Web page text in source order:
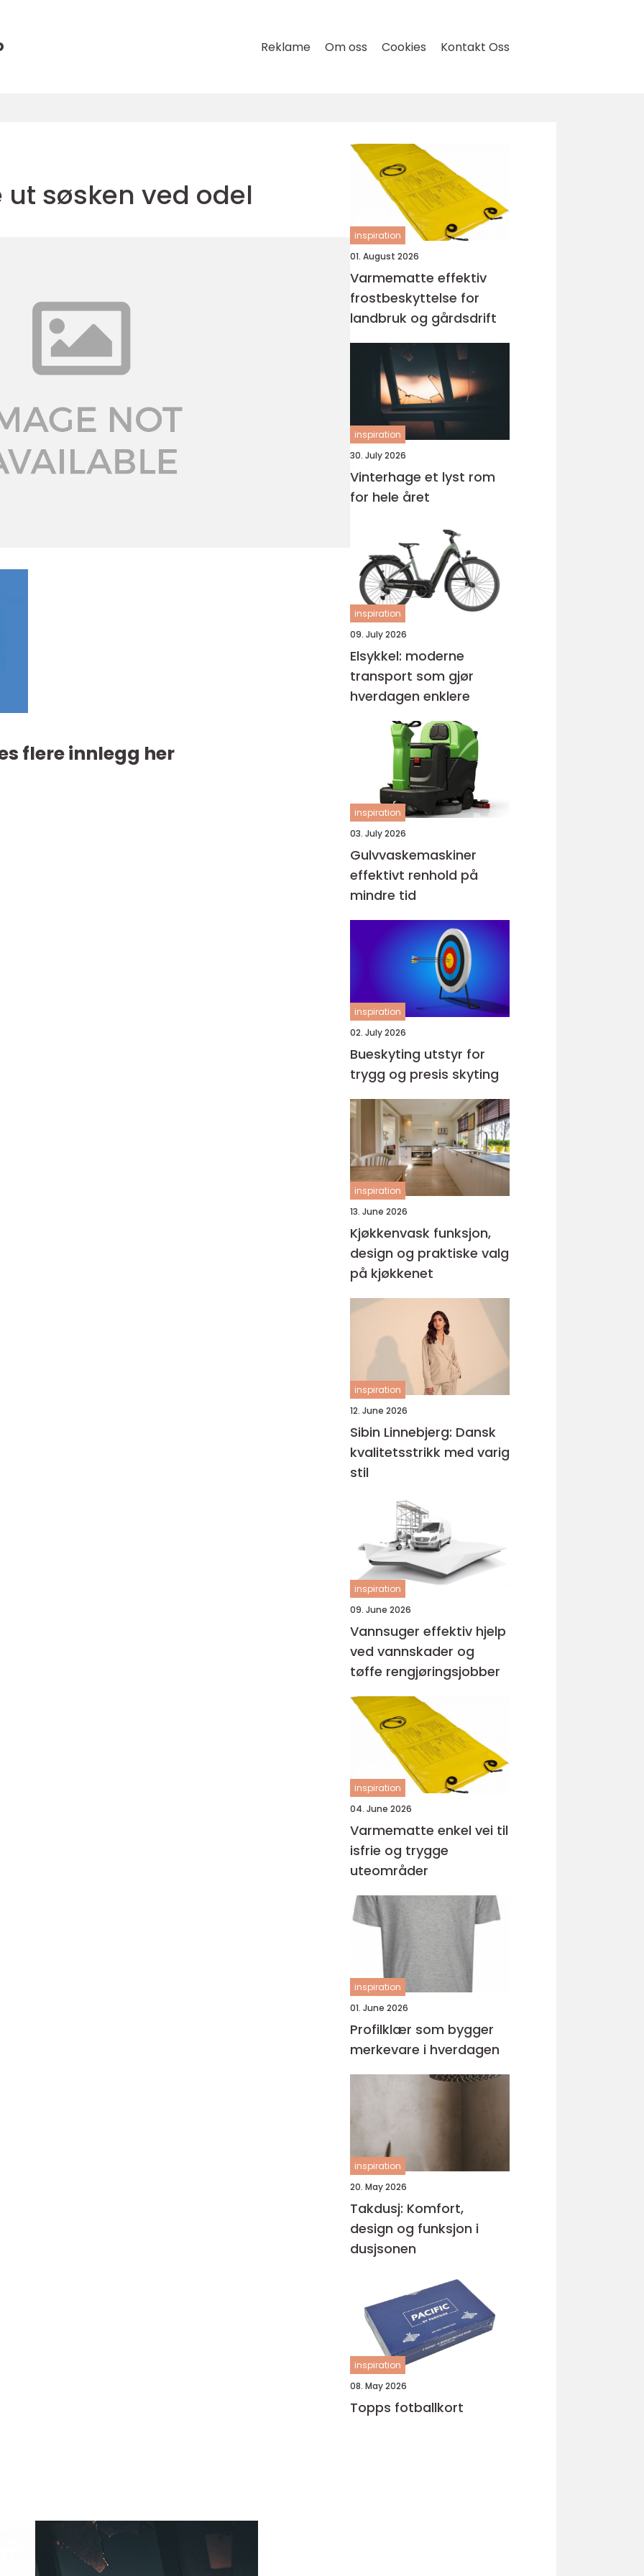
Reklame Om oss Cookies Kontakt Oss
søsken ved odel
flere innlegg her
inspiration
01. August 2026
Varmematte effektiv
frostbeskyttelse for
landbruk og gårdsdrift
inspiration
30. July 2026
Vinterhage et lyst rom
for hele året
inspiration
09. July 2026
Elsykkel: moderne
transport som gjør
hverdagen enklere
inspiration
03. July 2026
Gulvvaskemaskiner
effektivt renhold på
mindre tid
inspiration
02. July 2026
Bueskyting utstyr for
trygg og presis skyting
inspiration
13. June 2026
Kjøkkenvask funksjon,
design og praktiske valg
på kjøkkenet
inspiration
12. June 2026
Sibin Linnebjerg: Dansk
kvalitetsstrikk med varig
stil
inspiration
09. June 2026
Vannsuger effektiv hjelp
ved vannskader og
tøffe rengjøringsjobber
inspiration
04. June 2026
Varmematte enkel vei til
isfrie og trygge
uteområder
inspiration
01. June 2026
Profilklær som bygger
merkevare i hverdagen
inspiration
20. May 2026
Takdusj: Komfort,
design og funksjon i
dusjsonen
inspiration
08. May 2026
Topps fotballkort